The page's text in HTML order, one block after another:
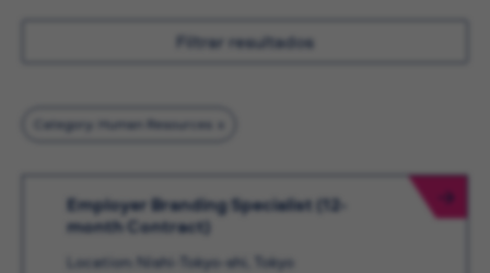
Filtrar resultados
Category: Human Resources
Employer Branding Specialist (12-
month Contract)
Location: Nishi-Tokyo-shi, Tokyo